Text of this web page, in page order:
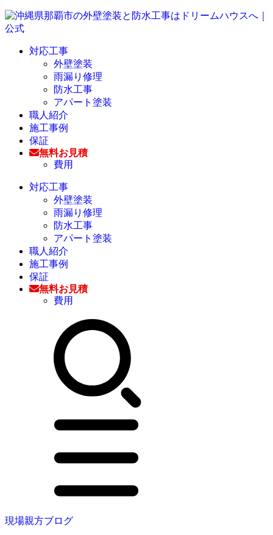
対応工事
外壁塗装
雨漏り修理
防水工事
アパート塗装
職人紹介
施工事例
保証
無料お見積
費用
対応工事
外壁塗装
雨漏り修理
防水工事
アパート塗装
職人紹介
施工事例
保証
無料お見積
費用
現場親方ブログ